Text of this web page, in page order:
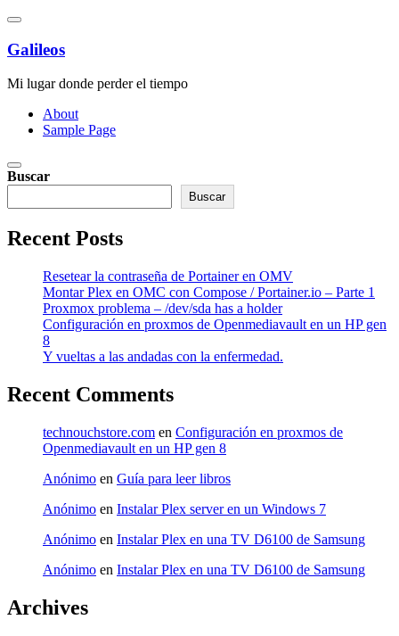
Saltar
contenido
Galileos
Mi lugar donde perder el tiempo
About
Sample Page
Buscar
Buscar
Recent Posts
Resetear la contraseña de Portainer en OMV
Montar Plex en OMC con Compose / Portainer.io – Parte 1
Proxmox problema – /dev/sda has a holder
Configuración en proxmos de Openmediavault en un HP gen
8
Y vueltas a las andadas con la enfermedad.
Recent Comments
technouchstore.com en Configuración en proxmos de
Openmediavault en un HP gen 8
Anónimo en Guía para leer libros
Anónimo en Instalar Plex server en un Windows 7
Anónimo en Instalar Plex en una TV D6100 de Samsung
Anónimo en Instalar Plex en una TV D6100 de Samsung
Archives